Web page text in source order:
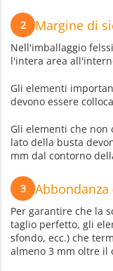
2 Margine di
Nell'imballaggio
l'intera area
Gli elementi
devono essere
Gli elementi che non
lato della busta
mm dal contorno
3 Abbondanza
Per garantire che la
taglio perfetto, gli
sfondo, ecc.) che
almeno 3 mm oltre il